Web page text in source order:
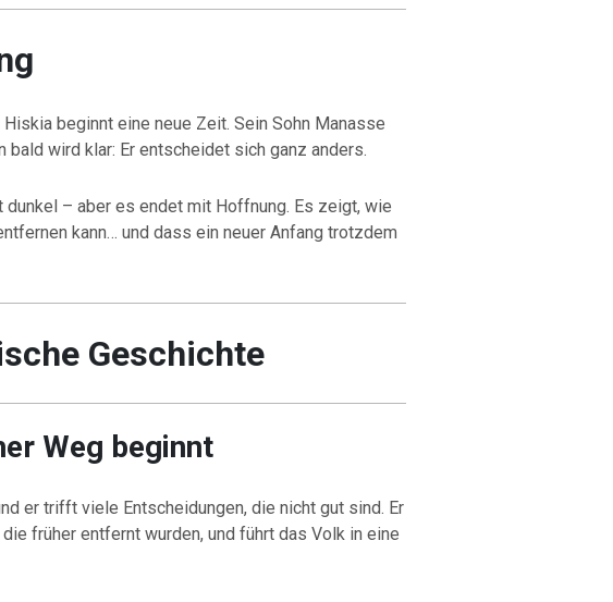
beginnt eine neue Zeit. Sein Sohn Manasse
bald wird klar: Er entscheidet sich ganz anders.
– aber es endet mit Hoffnung. Es zeigt, wie
kann… und dass ein neuer Anfang trotzdem
Geschichte
Weg beginnt
er trifft viele Entscheidungen, die nicht gut sind. Er
früher entfernt wurden, und führt das Volk in eine